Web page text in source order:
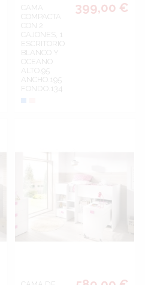
CAMA
COMPACTA
CON 2
CAJONES, 1
ESCRITORIO
BLANCO Y
OCEANO
ALTO.95
ANCHO.195
FONDO.134
Azul
399,00 €